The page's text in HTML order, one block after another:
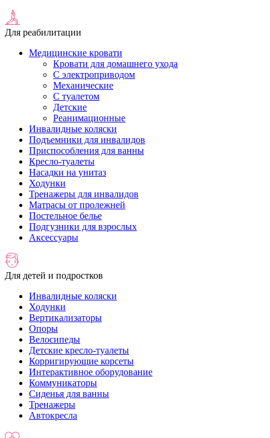
Для реабилитации
Медицинские кровати
Кровати для домашнего ухода
С электроприводом
Механические
С туалетом
Детские
Реанимационные
Инвалидные коляски
Подъемники для инвалидов
Приспособления для ванны
Кресло-туалеты
Насадки на унитаз
Ходунки
Тренажеры для инвалидов
Матрасы от пролежней
Постельное белье
Подгузники для взрослых
Аксессуары
Для детей и подростков
Инвалидные коляски
Ходунки
Вертикализаторы
Опоры
Велосипеды
Детские кресло-туалеты
Корригирующие корсеты
Интерактивное оборудование
Коммуникаторы
Сиденья для ванны
Тренажеры
Автокресла